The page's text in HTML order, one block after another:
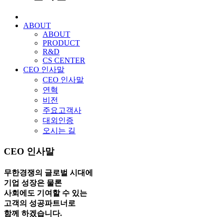
ABOUT
ABOUT
PRODUCT
R&D
CS CENTER
CEO 인사말
CEO 인사말
연혁
비전
주요고객사
대외인증
오시는 길
CEO 인사말
무한경쟁의 글로벌 시대 에
기업 성장은 물론
사회에도 기여 할 수 있는
고객의 성공파트너 로
함께 하겠습니다.